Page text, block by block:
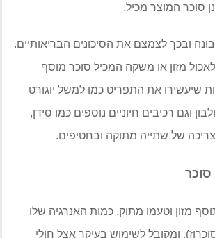
סוכר המוצר מכיל.
ובכך לצמצם את הסיכונים הבריאותיים.
מזון או משקה המכיל סוכר מוסף
שיעשירו את התפריט כמו למשל יוגורט
וגם רכיבים חיוניים נוספים כמו סידן,
של שתייה מתוקה ובחטיפים.
מזון וטעמו מתוק, כמות האנרגיה שלו
). ומקובל לשימוש בעיקר אצל חולי